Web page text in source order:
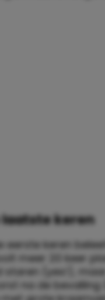
laatste keren
eerste keren
meer 20 keer
staren (yes!),
na de bevalling